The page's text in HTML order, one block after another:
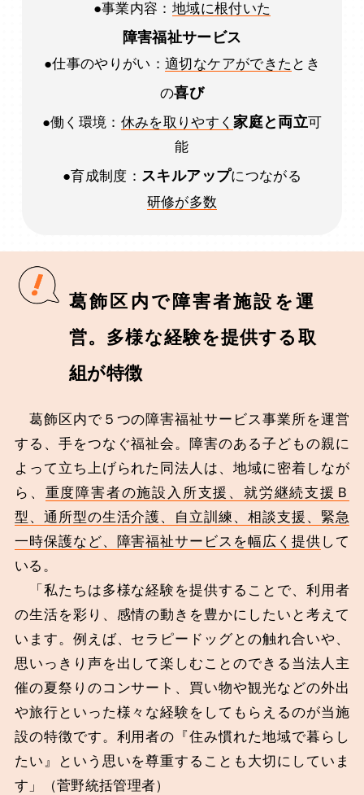
●事業内容： 地域に根付いた
障害福祉サービス
●仕事のやりがい：適切なケアができた とき
の喜び
●働く環境： 休みを取りやすく家庭と両立可
能
●育成制度： スキルアップにつながる
研修が多数
葛飾区内で障害者施設を運
営。多様な経験を提供する取
組が特徴
葛飾区内で５つの障害福祉サービス事業所を運営
する、手をつなぐ福祉会。障害のある子どもの親に
よって立ち上げられた同法人は、地域に密着しなが
ら、 重度障害者の施設入所支援、就労継続支援Ｂ
型、通所型の生活介護、自立訓練、相談支援、緊急
一時保護など、障害福祉サービスを幅広く提供 して
いる。
「私たちは多様な経験を提供することで、利用者
の生活を彩り、感情の動きを豊かにしたいと考えて
います。例えば、セラピードッグとの触れ合いや、
思いっきり声を出して楽しむことのできる当法人主
催の夏祭りのコンサート、買い物や観光などの外出
や旅行といった様々な経験をしてもらえるのが当施
設の特徴です。利用者の『住み慣れた地域で暮らし
たい』という思いを尊重することも大切にしていま
す」（菅野統括管理者）